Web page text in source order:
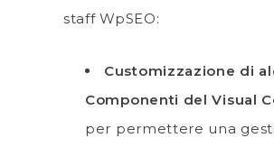
staff WpSEO:
Customizzazione di
Componenti del Visual
per permettere una